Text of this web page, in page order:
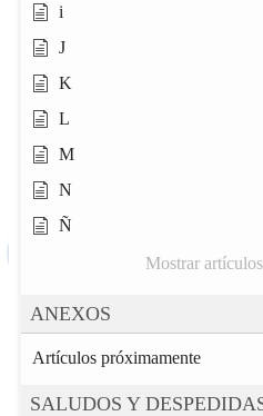
i
J
K
L
M
N
Ñ
Mostrar
ANEXOS
Artículos próximamente
SALUDOS Y